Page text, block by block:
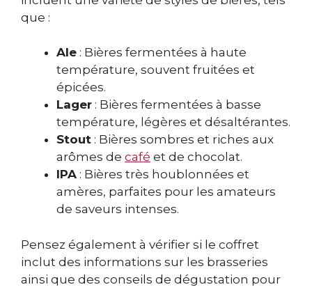
que :
Ale : Bières fermentées à haute
température, souvent fruitées et
épicées.
Lager : Bières fermentées à basse
température, légères et désaltérantes.
Stout : Bières sombres et riches aux
arômes de café et de chocolat.
IPA : Bières très houblonnées et
amères, parfaites pour les amateurs
de saveurs intenses.
Pensez également à vérifier si le coffret
inclut des informations sur les brasseries
ainsi que des conseils de dégustation pour